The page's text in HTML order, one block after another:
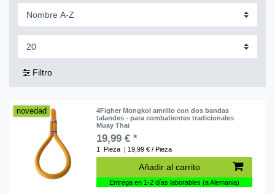
Filtro
novedad
4Figher Mongkol amrillo con dos bandas
talandes - para combatientes tradicionales
Muay Thai
19,99 € *
1 Pieza | 19,99 € / Pieza
Añadir al carrito
Entrega en 1-2 días laborables (a Alemania)